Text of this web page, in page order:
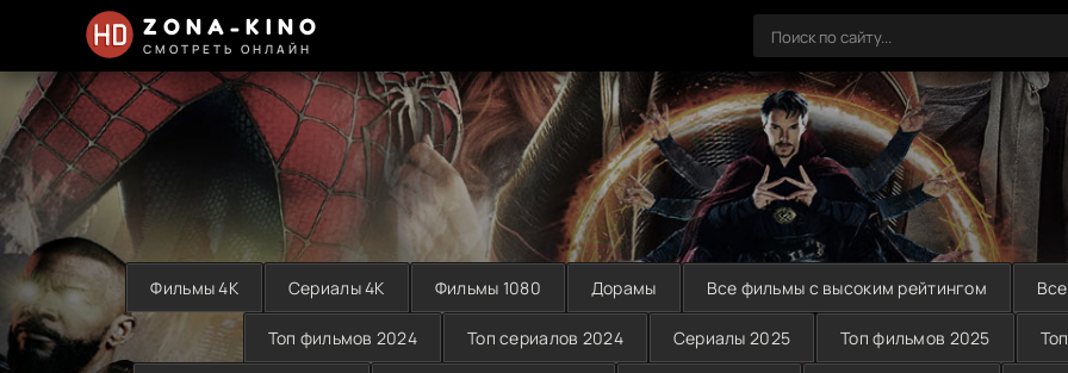
ZONA-KINO
СМОТРЕТЬ ОНЛАЙН
Фильмы 4K Сериалы 4K Фильмы 1080 Дорамы Все фильмы с высоким рейтингом
Топ фильмов 2024 Топ сериалов 2024 Сериалы 2025 Топ фильмов 2025